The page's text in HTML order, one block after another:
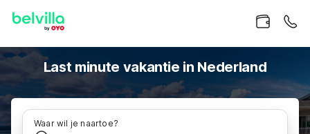
Last minute vakantie in Nederland
Waar wil je naartoe?